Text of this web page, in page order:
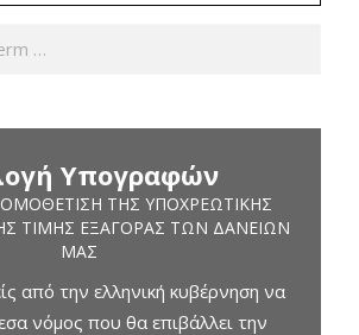
Υπογραφών
ΤΗΣ ΥΠΟΧΡΕΩΤΙΚΉΣ
ΤΙΜΉΣ ΕΞΑΓΟΡΆΣ ΤΩΝ ΔΑΝΕΊΩΝ
ΜΑΣ
από την ελληνική κυβέρνηση να
νόμος που θα επιβάλλει την